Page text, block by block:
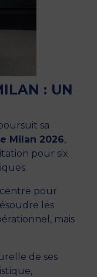
: UN
sa
Milan 2026,
pour six
pour
les
mais
de ses